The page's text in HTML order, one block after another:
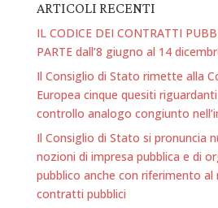
ARTICOLI RECENTI
IL CODICE DEI CONTRATTI
PARTE dall’8 giugno al 14
Il Consiglio di Stato rimette alla
Europea cinque quesiti
controllo analogo congiunto
Il Consiglio di Stato si pronuncia
nozioni di impresa pubblica e di
pubblico anche con riferimento al
contratti pubblici